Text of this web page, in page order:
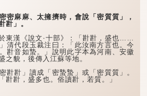
麻麻、太擁擠時，會說「密質質」，
卙」。
漢《說文·十部》：「卙卙，盛也……
清代段玉裁注曰：「此汝南方言也。今
卙音如蟄。」說明此字本為河南、安徽
之貌，後傳入江蘇等地。
卙」讀成「密蟄蟄」或「密質質」。
卙卙，盛多也。俗讀卙，若質。」